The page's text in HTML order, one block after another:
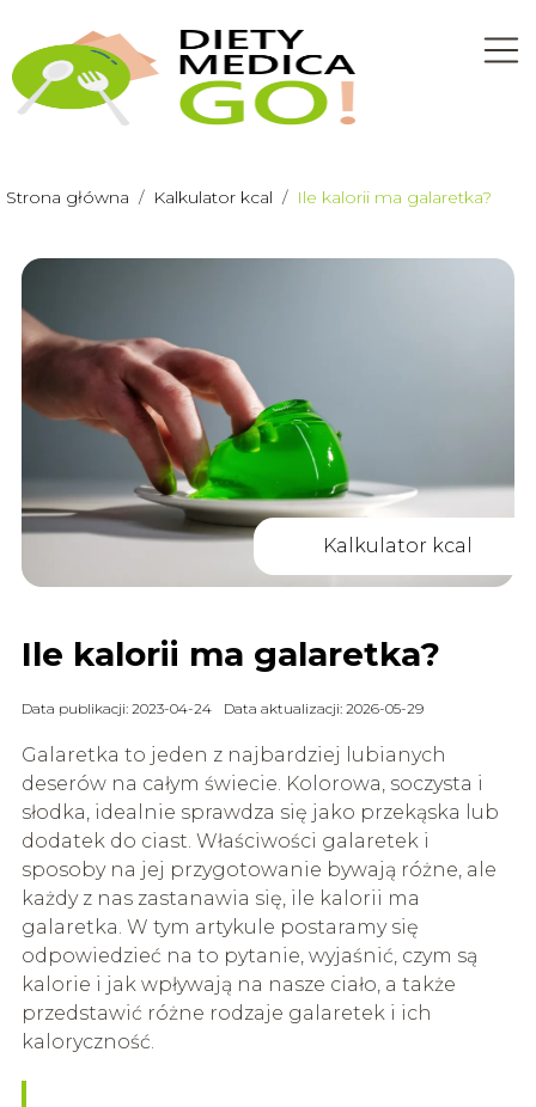
Strona główna / Kalkulator kcal / Ile kalorii ma galaretka?
Kalkulator kcal
Ile kalorii ma galaretka?
Data publikacji: 2023-04-24 Data aktualizacji: 2026-05-29
Galaretka to jeden z najbardziej lubianych
deserów na całym świecie. Kolorowa, soczysta i
słodka, idealnie sprawdza się jako przekąska lub
dodatek do ciast. Właściwości galaretek i
sposoby na jej przygotowanie bywają różne, ale
każdy z nas zastanawia się, ile kalorii ma
galaretka. W tym artykule postaramy się
odpowiedzieć na to pytanie, wyjaśnić, czym są
kalorie i jak wpływają na nasze ciało, a także
przedstawić różne rodzaje galaretek i ich
kaloryczność.